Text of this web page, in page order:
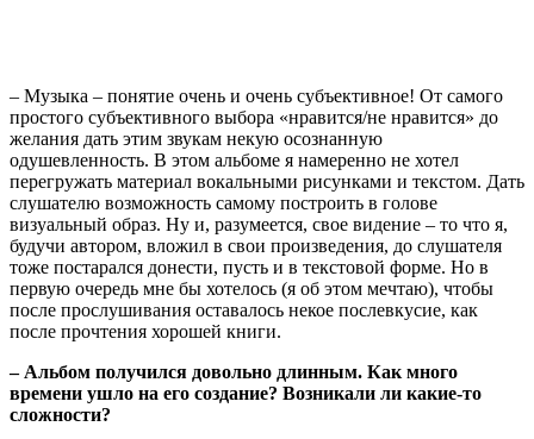
– Музыка – понятие очень и очень субъективное! От самого
простого субъективного выбора «нравится/не нравится» до
желания дать этим звукам некую осознанную
одушевленность. В этом альбоме я намеренно не хотел
перегружать материал вокальными рисунками и текстом. Дать
слушателю возможность самому построить в голове
визуальный образ. Ну и, разумеется, свое видение – то что я,
будучи автором, вложил в свои произведения, до слушателя
тоже постарался донести, пусть и в текстовой форме. Но в
первую очередь мне бы хотелось (я об этом мечтаю), чтобы
после прослушивания оставалось некое послевкусие, как
после прочтения хорошей книги.
– Альбом получился довольно длинным. Как много
времени ушло на его создание? Возникали ли какие-то
сложности?